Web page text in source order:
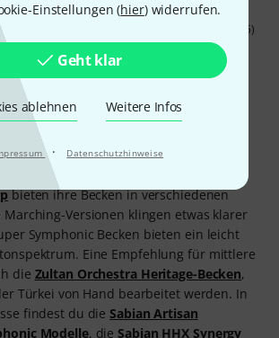
Einstellungen (hier) widerrufen.
Geht klar
ablehnen Weitere Infos
· Datenschutzhinweise
Heritage Heavy Orchesterbecken (Art.Nr. 579735)
17“ Orchesterbecken
und Orchesterbecken sind aus einer
Bronzelegierung hergestellt. Marken
bieten ihre Becken in verschiedenen
Marching-Versionen klingen etwas klarer
Symphonic Becken bieten ein leicht
Eine Empfehlung für mittlere
die Zultan Orchestra Heritage-Becken,
Türkei von Hand bearbeitet werden. In
findest du dieSabian Artisan
Modelle, dieSabian HHX Synergy